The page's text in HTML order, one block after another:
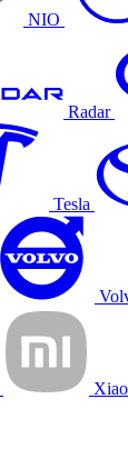
NIO
Radar
Tesla